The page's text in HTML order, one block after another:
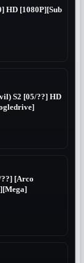
HD [1080P][Sub
S2 [05/??] HD
??] [Arco